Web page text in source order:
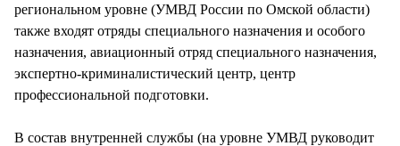
региональном уровне (УМВД России по Омской области)
также входят отряды специального назначения и особого
назначения, авиационный отряд специального назначения,
экспертно-криминалистический центр, центр
профессиональной подготовки.
В состав внутренней службы (на уровне УМВД руководит